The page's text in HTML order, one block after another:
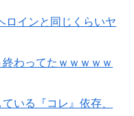
ロインと同じくらいヤ
終わってたｗｗｗｗｗ
いる『コレ』依存、